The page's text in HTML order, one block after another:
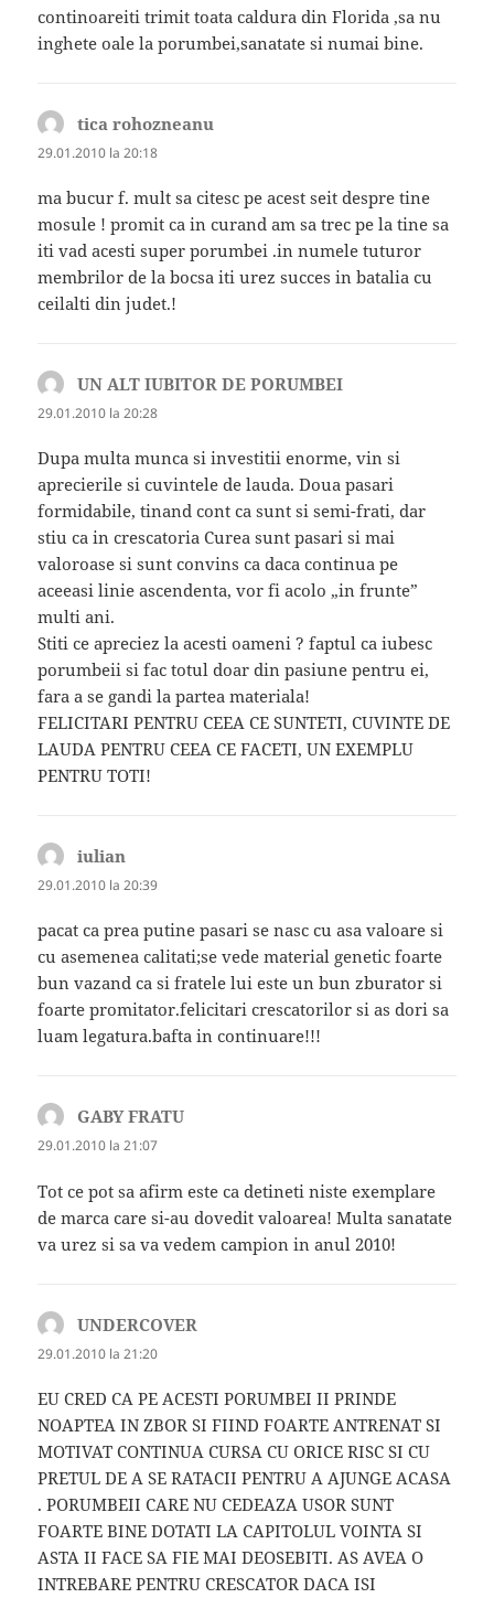
continoareiti trimit toata caldura din Florida ,sa nu
inghete oale la porumbei,sanatate si numai bine.
tica rohozneanu
29.01.2010 la 20:18
ma bucur f. mult sa citesc pe acest seit despre tine
mosule ! promit ca in curand am sa trec pe la tine sa
iti vad acesti super porumbei .in numele tuturor
membrilor de la bocsa iti urez succes in batalia cu
ceilalti din judet.!
UN ALT IUBITOR DE PORUMBEI
29.01.2010 la 20:28
Dupa multa munca si investitii enorme, vin si
aprecierile si cuvintele de lauda. Doua pasari
formidabile, tinand cont ca sunt si semi-frati, dar
stiu ca in crescatoria Curea sunt pasari si mai
valoroase si sunt convins ca daca continua pe
aceeasi linie ascendenta, vor fi acolo „in frunte”
multi ani.
Stiti ce apreciez la acesti oameni ? faptul ca iubesc
porumbeii si fac totul doar din pasiune pentru ei,
fara a se gandi la partea materiala!
FELICITARI PENTRU CEEA CE SUNTETI, CUVINTE DE
LAUDA PENTRU CEEA CE FACETI, UN EXEMPLU
PENTRU TOTI!
iulian
29.01.2010 la 20:39
pacat ca prea putine pasari se nasc cu asa valoare si
cu asemenea calitati;se vede material genetic foarte
bun vazand ca si fratele lui este un bun zburator si
foarte promitator.felicitari crescatorilor si as dori sa
luam legatura.bafta in continuare!!!
GABY FRATU
29.01.2010 la 21:07
Tot ce pot sa afirm este ca detineti niste exemplare
de marca care si-au dovedit valoarea! Multa sanatate
va urez si sa va vedem campion in anul 2010!
UNDERCOVER
29.01.2010 la 21:20
EU CRED CA PE ACESTI PORUMBEI II PRINDE
NOAPTEA IN ZBOR SI FIIND FOARTE ANTRENAT SI
MOTIVAT CONTINUA CURSA CU ORICE RISC SI CU
PRETUL DE A SE RATACII PENTRU A AJUNGE ACASA
. PORUMBEII CARE NU CEDEAZA USOR SUNT
FOARTE BINE DOTATI LA CAPITOLUL VOINTA SI
ASTA II FACE SA FIE MAI DEOSEBITI. AS AVEA O
INTREBARE PENTRU CRESCATOR DACA ISI